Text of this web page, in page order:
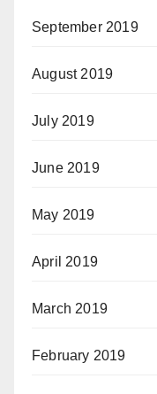
September 2019
August 2019
July 2019
June 2019
May 2019
April 2019
March 2019
February 2019